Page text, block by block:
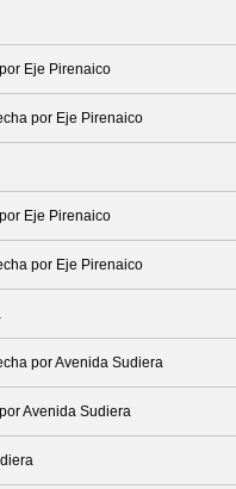
Eje Pirenaico
por Eje Pirenaico
Eje Pirenaico
por Eje Pirenaico
por Avenida Sudiera
Avenida Sudiera